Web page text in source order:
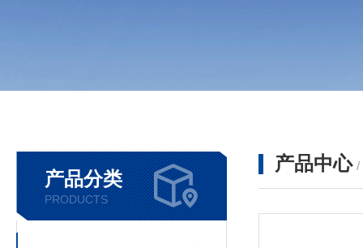
产品分类
PRODUCTS
产品中心 /